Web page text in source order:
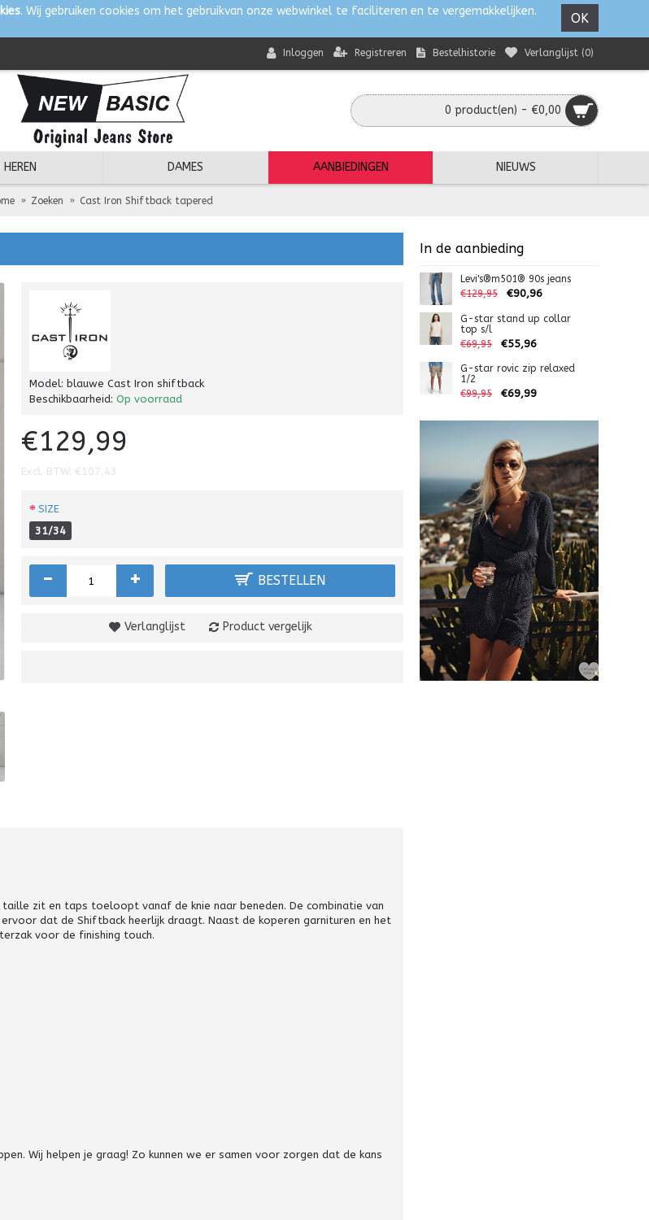
. Wij gebruiken cookies om het gebruikvan onze webwinkel te faciliteren en te vergemakkelijken.
OK
Inloggen Registreren Bestelhistorie Verlanglijst (0)
0 product(en) - €0,00
HEREN DAMES AANBIEDINGEN NIEUWS
Zoeken Cast Iron Shiftback tapered
In de aanbieding
Levi's®m501® 90s jeans
€129,95
€90,96
G-star stand up collar
top s/l
€69,95
€55,96
G-star rovic zip relaxed
1/2
€99,95
€69,99
Model: blauwe Cast Iron shiftback
Beschikbaarheid: Op voorraad
€129,99
Excl. BTW: €107,43
SIZE
31/34
- + BESTELLEN
Verlanglijst Product vergelijk
zit en taps toeloopt vanaf de knie naar beneden. De combinatie van
dat de Shiftback heerlijk draagt. Naast de koperen garnituren en het
voor de finishing touch.
Wij helpen je graag! Zo kunnen we er samen voor zorgen dat de kans